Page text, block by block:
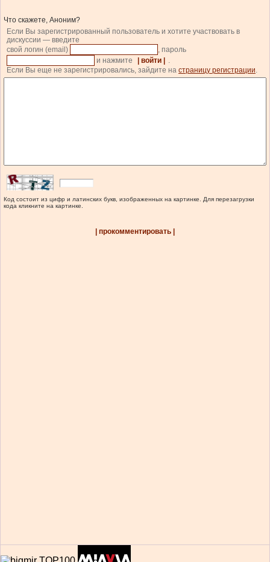
Что скажете, Аноним?
Если Вы зарегистрированный пользователь и хотите участвовать в
дискуссии — введите
свой логин (email)
, пароль
и нажмите
| войти |
.
Если Вы еще не зарегистрировались, зайдите на страницу регистрации.
Код состоит из цифр и латинских букв, изображенных на картинке. Для перезагрузки
кода кликните на картинке.
| прокомментировать |